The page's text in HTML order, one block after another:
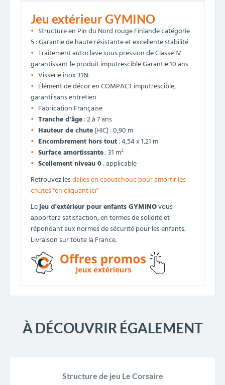
Jeu extérieur GYMINO
Structure en Pin du Nord rouge Finlande catégorie
5 : Garantie de haute résistante et excellente stabilité
Traitement autoclave sous pression de Classe IV
garantissant le produit imputrescible Garantie 10 ans
Visserie inox 316L
Élément de décor en COMPACT imputrescible,
garanti sans entretien
Fabrication Française
Tranche d'âge: 2 à 7 ans
Hauteur de chute(HIC) : 0,90 m
Encombrement hors tout: 4,54 x 1,21 m
Surface amortissante: 31 m²
Scellement niveau 0: applicable
Retrouvez lesdalles en caoutchouc pour amortir les
chutes "en cliquant ici"
Lejeu d'extérieur pour enfants GYMINOvous
apportera satisfaction, en termes de solidité et
répondant aux normes de sécurité pour les enfants.
Livraison sur toute la France.
À DÉCOUVRIR ÉGALEMENT
Structure de jeu Le Corsaire